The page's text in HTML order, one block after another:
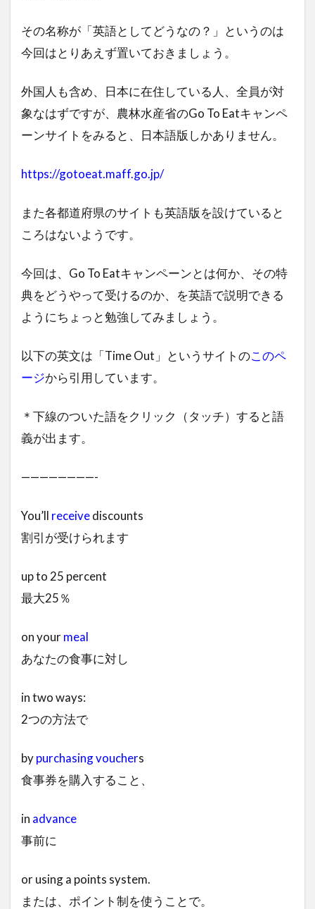
その名称が「英語としてどうなの？」というのは
今回はとりあえず置いておきましょう。
外国人も含め、日本に在住している人、全員が対
象なはずですが、農林水産省のGo To Eatキャンペ
ーンサイトをみると、日本語版しかありません。
https://gotoeat.maff.go.jp/
また各都道府県のサイトも英語版を設けていると
ころはないようです。
今回は、Go To Eatキャンペーンとは何か、その特
典をどうやって受けるのか、を英語で説明できる
ようにちょっと勉強してみましょう。
以下の英文は「Time Out」というサイトのこのペ
ージから引用しています。
＊下線のついた語をクリック（タッチ）すると語
義が出ます。
————————-
You’ll receivediscounts
割引が受けられます
up to 25 percent
最大25％
on yourmeal
あなたの食事に対し
in two ways:
2つの方法で
bypurchasingvouchers
食事券を購入すること、
in advance
事前に
or using a points system.
または、ポイント制を使うことで。